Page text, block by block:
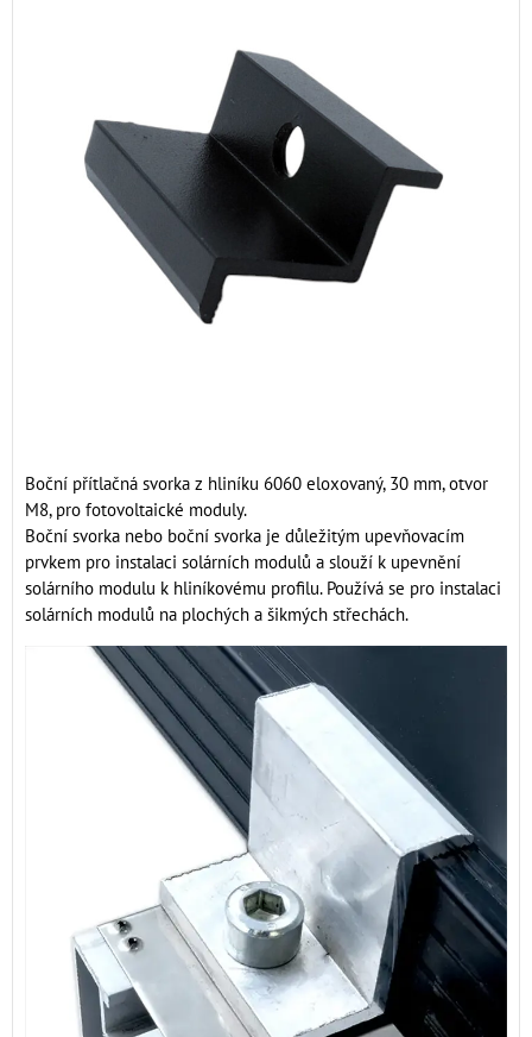
Boční přítlačná svorka z hliníku 6060 eloxovaný, 30 mm, otvor
M8, pro fotovoltaické moduly.
Boční svorka nebo boční svorka je důležitým upevňovacím
prvkem pro instalaci solárních modulů a slouží k upevnění
solárního modulu k hliníkovému profilu. Používá se pro instalaci
solárních modulů na plochých a šikmých střechách.